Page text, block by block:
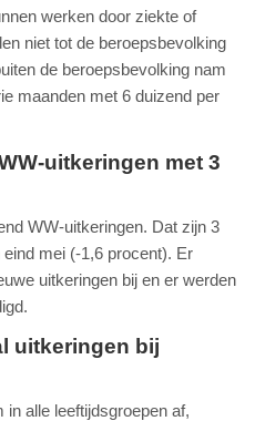
werken door ziekte of
niet tot de beroepsbevolking
de beroepsbevolking nam
maanden met 6 duizend per
uitkeringen met 3
WW-uitkeringen. Dat zijn 3
mei (-1,6 procent). Er
uitkeringen bij en er werden
uitkeringen bij
alle leeftijdsgroepen af,